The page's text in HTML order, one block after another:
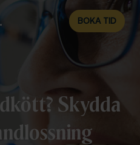
BOKA TID
Skydda